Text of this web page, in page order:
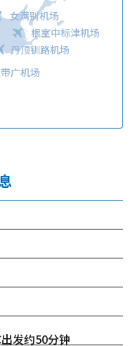
女满别机场
根室中标津机场
丹顶钏路机场
广机场
发约50分钟